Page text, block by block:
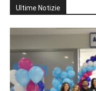
Ultime Notizie